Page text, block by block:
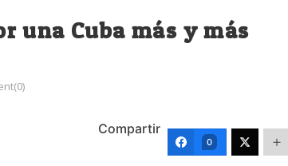
una Cuba más y más
Compartir
0